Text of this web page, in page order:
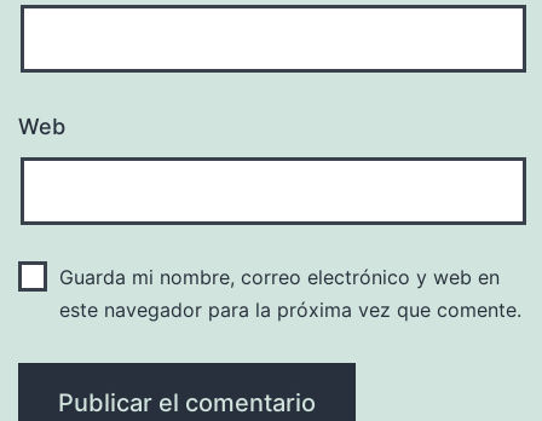
Web
Guarda mi nombre, correo electrónico y web en
este navegador para la próxima vez que comente.